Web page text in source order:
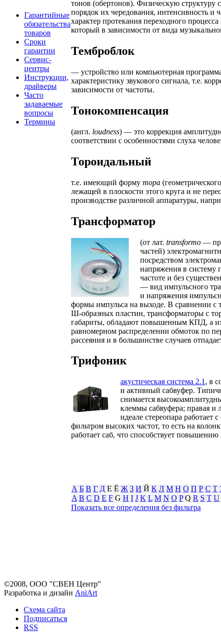
Гарантийные
обязательства
товаров
Сроки
гарантии
Сервис-
центры
Инструкции,
драйверы
Часто
задаваемые
вопросы
Термины
тонов (обертонов). Физическую структуру
порядок их чередования, интенсивность и
характер протекания переходного
который в зависимости от вида
Темброблок
— устройство или компьютерная
характеристику звукового сигнала, т.е.
зависимости от частоты.
Тонокомпенсация
(англ. loudness) — это коррекция
соответствии с особенностями слуха
Тороидальный
т.е. имеющий форму тора
лежащей в плоскости этого круга и не
производстве различной аппаратуры,
Трансформатор
(от лат. transformo —
частей)
посредством
напряжения в систему
частоте и без
— вид импульсного
и напряжения
формы импульса на выходе. В сравнении
Ш-образных пластин, трансформаторы с
габариты, обладают повышенным КПД, а
равномерном распределении обмоток по
рассеяния и в большинстве случаев
Трифоник
акустическая система 2.1 , в
и активный сабвуфер.
снимается
клеммы сабвуфера; правая
идеале стереопара
фильтром высоких частот, то есть на
работает саб, что способствует повышению
А Б В Г Д Е Ё Ж З И Й К Л М Н О П Р С Т
A B C D E F G H I J K L M N O PQ R S T U
Показать все определения без фильтра
©2008, ООО "СВЕН Центр"
Разработка и дизайн AniArt
Схема сайта
Подписаться
RSS